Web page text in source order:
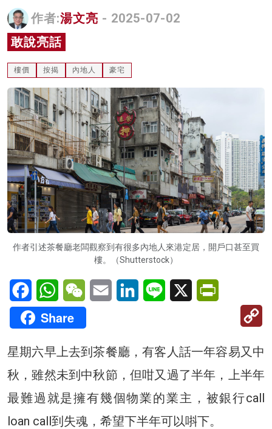
名家榜
灼見活動
關於我們
作者:湯文亮 - 2025-07-02
敢說亮話
樓價 按揭 內地人 豪宅
作者引述茶餐廳老闆觀察到有很多內地人來港定居，開戶口甚至買
樓。（Shutterstock）
FacebookWhatsAppWeChatEmail LinkedInLine X
Share
星期六早上去到茶餐廳，有客人話一年容易又中
秋，雖然未到中秋節，但咁又過了半年，上半年
最難過就是擁有幾個物業的業主，被銀行call
loan call到失魂，希望下半年可以唞下。